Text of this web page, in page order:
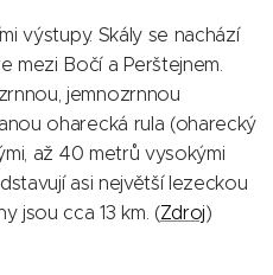
výstupy. Skály se nachází
mezi Bočí a Perštejnem.
jemnozrnnou
oharecká rula (oharecký
až 40 metrů vysokými
asi největší lezeckou
jsou cca 13 km. (Zdroj)